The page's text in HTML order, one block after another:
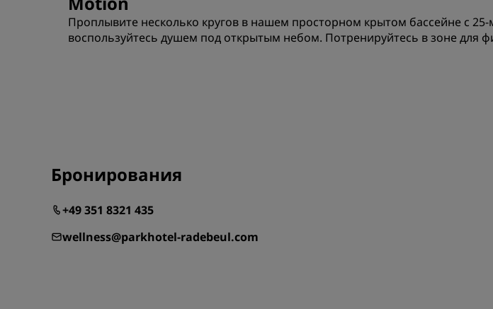
Проплывите несколько кругов в нашем просторном крытом бассейне с
воспользуйтесь душем под открытым небом. Потренируйтесь в зоне для
Бронирования
+49 351 8321 435
wellness@parkhotel-radebeul.com